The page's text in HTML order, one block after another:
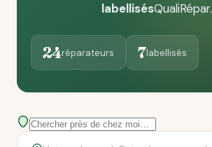
labellisésQualiRépar.
24réparateurs 7labellisés